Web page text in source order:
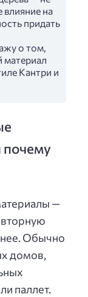
влияние на
придать
о том,
материал
Кантри и
почему
—
Обычно
домов,
паллет.